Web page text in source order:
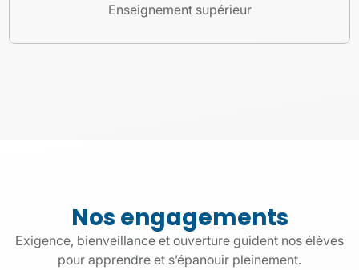
Enseignement supérieur
Nos engagements
Exigence, bienveillance et ouverture guident nos élèves
pour apprendre et s’épanouir pleinement.